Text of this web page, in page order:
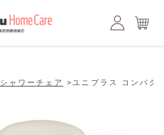
シャワーチェア > ユニプラス コンパク